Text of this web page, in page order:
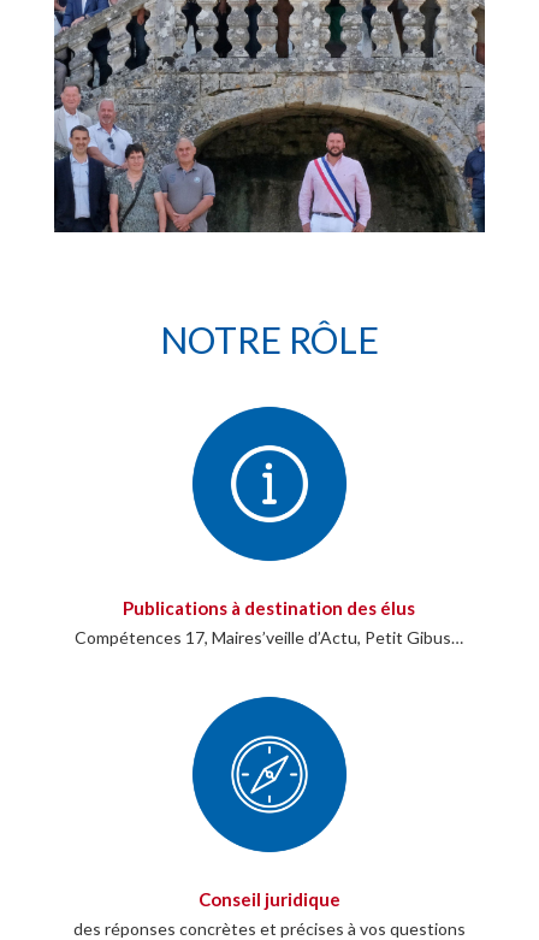
NOTRE RÔLE
Publications à destination des élus
Compétences 17, Maires’veille d’Actu, Petit Gibus…
Conseil juridique
des réponses concrètes et précises à vos questions